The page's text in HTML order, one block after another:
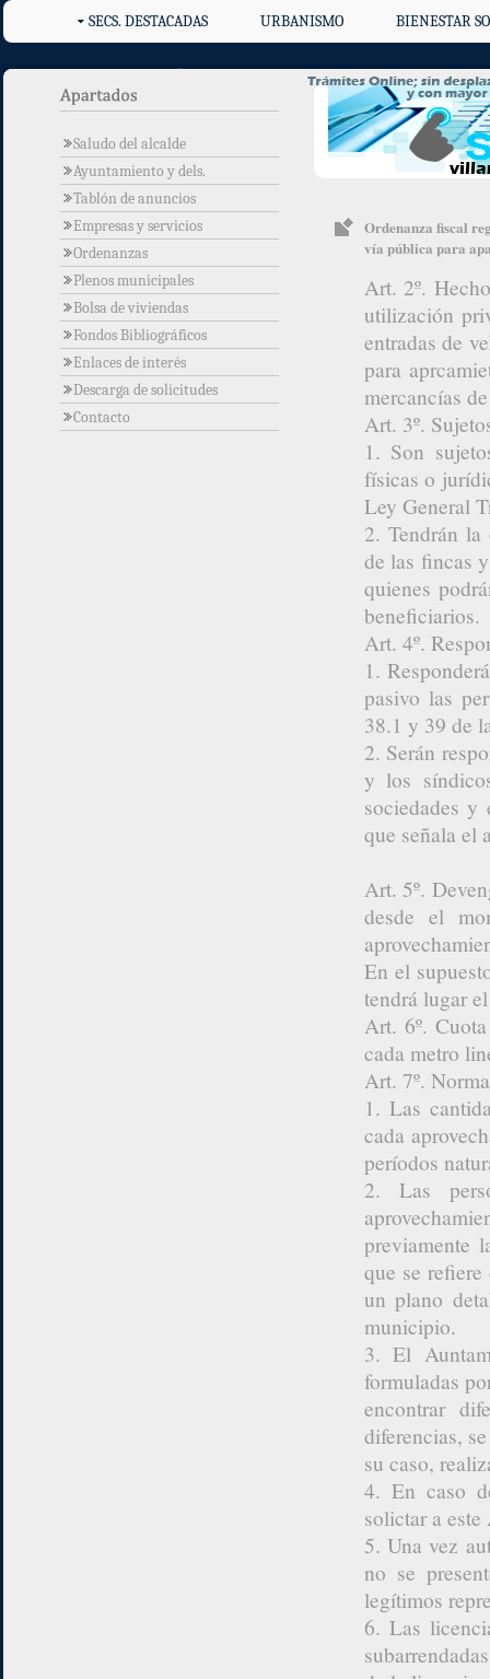
SECS. DESTACADAS URBANISMO BIENESTAR
Saludo del alcalde
Ayuntamiento y dels.
Tablón de anuncios
Empresas y servicios
Ordenanzas
Plenos municipales
Bolsa de viviendas
Fondos Bibliográficos
Enlaces de interés
Descarga de solicitudes
Contacto
Ordenanza fiscal
vía pública para
Art. 2º.
utilización
entradas de
para
mercancías
Art. 3º.
1. Son
físicas o
Ley General
2. Tendrán
de las fincas
quienes
beneficiarios.
Art. 4º.
1.
pasivo las
38.1 y 39 de
2. Serán
y los
sociedades
que señala el
Art. 5º.
desde el
En el
tendrá lugar
Art. 6º.
cada metro
Art. 7º.
1. Las
cada
períodos
2. Las
previamente
que se
un plano
municipio.
3. El
formuladas
encontrar
diferencias,
su caso,
4. En caso
solictar a
5. Una vez
no se
legítimos
6. Las